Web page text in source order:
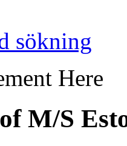
sökning
Here
M/S